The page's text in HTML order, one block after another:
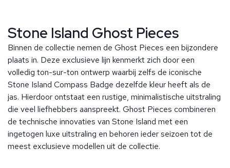
Stone Island Ghost Pieces
Binnen de collectie nemen de Ghost Pieces een bijzondere
plaats in. Deze exclusieve lijn kenmerkt zich door een
volledig ton-sur-ton ontwerp waarbij zelfs de iconische
Stone Island Compass Badge dezelfde kleur heeft als de
jas. Hierdoor ontstaat een rustige, minimalistische uitstraling
die veel liefhebbers aanspreekt. Ghost Pieces combineren
de technische innovaties van Stone Island met een
ingetogen luxe uitstraling en behoren ieder seizoen tot de
meest exclusieve modellen uit de collectie.